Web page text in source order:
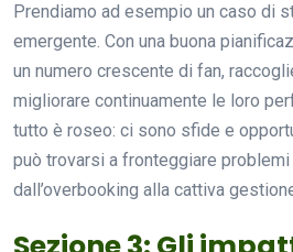
Prendiamo ad esempio un caso di
emergente. Con una buona
un numero crescente di fan,
migliorare continuamente le loro
tutto è roseo: ci sono sfide e
può trovarsi a fronteggiare problemi
dall’overbooking alla cattiva